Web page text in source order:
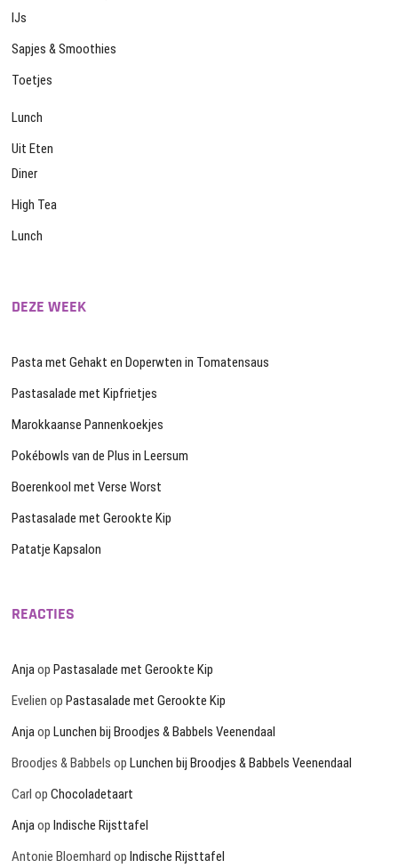
IJs
Sapjes & Smoothies
Toetjes
Lunch
Uit Eten
Diner
High Tea
Lunch
DEZE WEEK
Pasta met Gehakt en Doperwten in Tomatensaus
Pastasalade met Kipfrietjes
Marokkaanse Pannenkoekjes
Pokébowls van de Plus in Leersum
Boerenkool met Verse Worst
Pastasalade met Gerookte Kip
Patatje Kapsalon
REACTIES
AnjaopPastasalade met Gerookte Kip
Evelien opPastasalade met Gerookte Kip
AnjaopLunchen bij Broodjes & Babbels Veenendaal
Broodjes & Babbels opLunchen bij Broodjes & Babbels Veenendaal
Carl opChocoladetaart
AnjaopIndische Rijsttafel
Antonie Bloemhard opIndische Rijsttafel